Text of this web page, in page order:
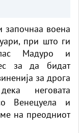
започнаа воена
при што ги
Мадуро и
за да бидат
за дрога
неговата
Венецуела и
на преодниот